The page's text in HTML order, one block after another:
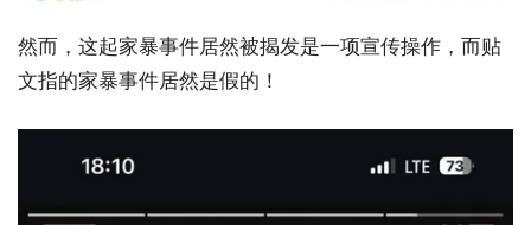
然而，这起家暴事件居然被揭发是一项宣传操作，而贴
文指的家暴事件居然是假的！